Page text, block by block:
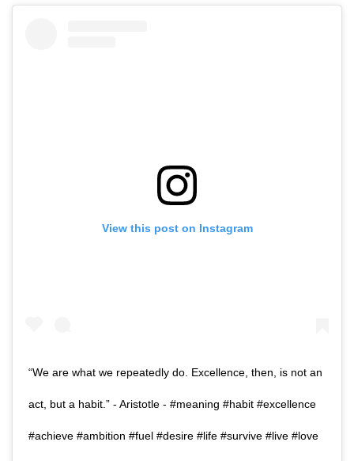
View this post on Instagram
“We are what we repeatedly do. Excellence, then, is not an
act, but a habit.” - Aristotle - #meaning #habit #excellence
#achieve #ambition #fuel #desire #life #survive #live #love